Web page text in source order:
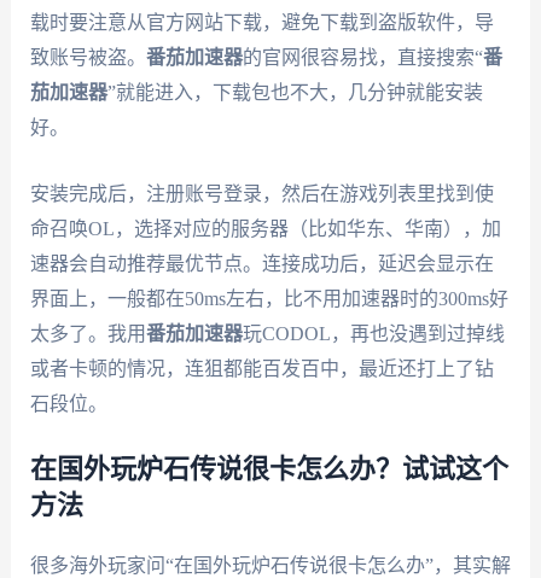
载时要注意从官方网站下载，避免下载到盗版软件，导
致账号被盗。 番茄加速器的官网很容易找，直接搜索“番
茄加速器”就能进入，下载包也不大，几分钟就能安装
好。
安装完成后，注册账号登录，然后在游戏列表里找到使
命召唤OL，选择对应的服务器（比如华东、华南），加
速器会自动推荐最优节点。连接成功后，延迟会显示在
界面上，一般都在50ms左右，比不用加速器时的300ms好
太多了。我用番茄加速器玩CODOL，再也没遇到过掉线
或者卡顿的情况，连狙都能百发百中，最近还打上了钻
石段位。
在国外玩炉石传说很卡怎么办？试试这个
方法
很多海外玩家问“在国外玩炉石传说很卡怎么办”，其实解